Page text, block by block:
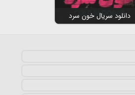
دانلود سریال خون سرد